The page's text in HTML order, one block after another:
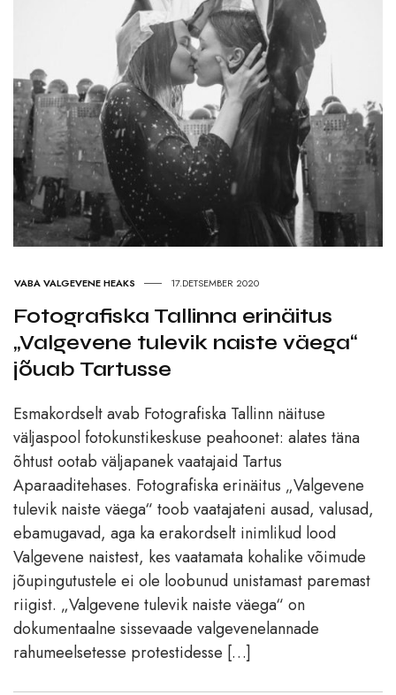
VABA VALGEVENE HEAKS 17.DETSEMBER 2020
Fotografiska Tallinna erinäitus
„Valgevene tulevik naiste väega“
jõuab Tartusse
Esmakordselt avab Fotografiska Tallinn näituse
väljaspool fotokunstikeskuse peahoonet: alates täna
õhtust ootab väljapanek vaatajaid Tartus
Aparaaditehases. Fotografiska erinäitus „Valgevene
tulevik naiste väega“ toob vaatajateni ausad, valusad,
ebamugavad, aga ka erakordselt inimlikud lood
Valgevene naistest, kes vaatamata kohalike võimude
jõupingutustele ei ole loobunud unistamast paremast
riigist. „Valgevene tulevik naiste väega“ on
dokumentaalne sissevaade valgevenelannade
rahumeelsetesse protestidesse […]